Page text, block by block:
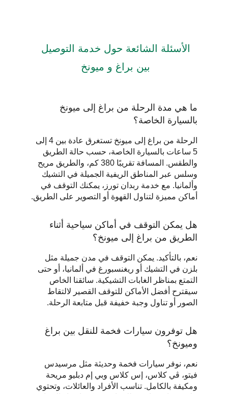
الأسئلة الشائعة حول خدمة التوصيل
بين براغ و ميونخ
ما هي مدة الرحلة من براغ إلى ميونخ
بالسيارة الخاصة؟
الرحلة من براغ إلى ميونخ تستغرق عادة بين 4 إلى
5 ساعات بالسيارة الخاصة، حسب حالة الطريق
والطقس. المسافة تقريبًا 380 كم، والطريق مريح
وسلس عبر المناطق الريفية الجميلة في التشيك
وألمانيا. مع خدمة ربدان تورز، يمكنك التوقف في
أماكن مميزة لتناول القهوة أو التصوير على الطريق.
هل يمكن التوقف في أماكن سياحية أثناء
الطريق من براغ إلى ميونخ؟
نعم، بالتأكيد. يمكن التوقف في مدن جميلة مثل
بلزن في التشيك أو ريغنسبورغ في ألمانيا، أو حتى
التمتع بمناظر الغابات التشيكية. سائقنا الخاص
سيقترح أفضل الأماكن للتوقف القصير لالتقاط
الصور أو تناول وجبة خفيفة قبل متابعة الرحلة.
هل توفرون سيارات فخمة للنقل بين براغ
وميونخ؟
نعم، نوفر سيارات فخمة وحديثة مثل مرسيدس
فيتو، ڤي كلاس، إس كلاس وبي إم دبليو مريحة
ومكيفة بالكامل. تناسب الأفراد والعائلات، وتحتوي